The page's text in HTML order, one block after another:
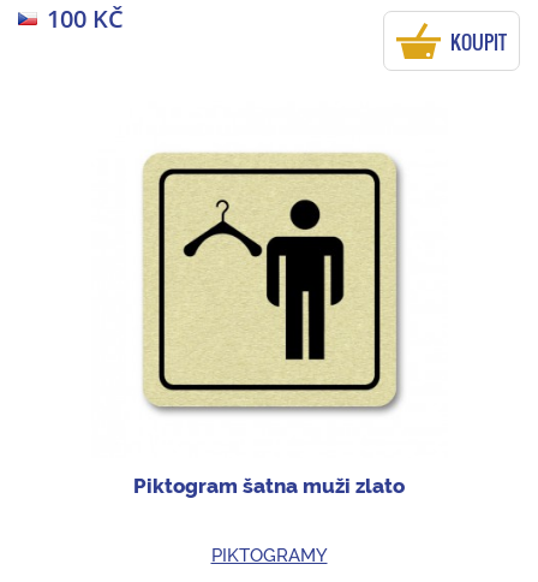
100 KČ
KOUPIT
Piktogram šatna muži zlato
PIKTOGRAMY